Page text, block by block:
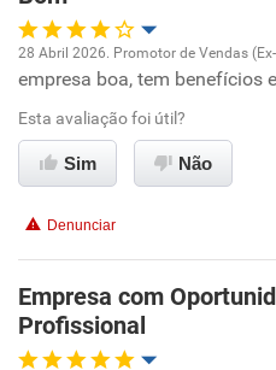
Recomenda esta empresa
Recomenda a diretoria
Oportunidade de promoção
Ambiente de trabalho
Benefícios
Recomenda esta empresa
Recomenda a diretoria
28 Abril 2026. Promotor de Vendas
empresa boa, tem benefícios
Esta avaliação foi útil?
Sim Não
Denunciar
Empresa com
Profissional